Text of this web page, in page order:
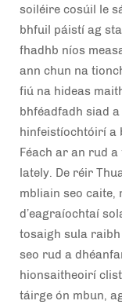
soiléire cosúil le
bhfuil páistí ag
fhadhb níos
ann chun na
fiú na hideas
bhféadfadh siad
hinfeistíochtóirí a
Féach ar an rud
lately. De réir
mbliain seo caite,
d’eagraíochtaí
tosaigh sula
seo rud a
hionsaitheoirí
táirge ón mbun,